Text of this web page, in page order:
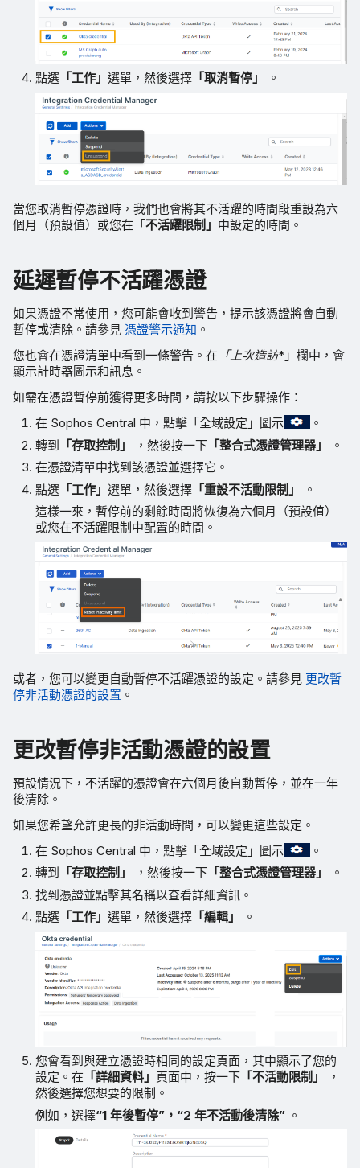
點選 「工作」選單，然後選擇 「取消暫停」 。
當您取消暫停憑證時，我們也會將其不活躍的時間段重設為六
個月（預設值）或您在「 不活躍限制」 中設定的時間。
延遲暫停不活躍憑證
如果憑證不常使用，您可能會收到警告，提示該憑證將會自動
暫停或清除。請參見 憑證警示通知 。
您也會在憑證清單中看到一條警告。在 「上次造訪*」欄中，會
顯示計時器圖示和訊息。
如需在憑證暫停前獲得更多時間，請按以下步驟操作：
在 Sophos Central 中，點擊「全域設定」圖示
。
轉到 「存取控制」 ，然後按一下 「整合式憑證管理器」
。
在憑證清單中找到該憑證並選擇它。
點選 「工作」選單，然後選擇 「重設不活動限制」
。
這樣一來，暫停前的剩餘時間將恢復為六個月（預設值）
或您在不活躍限制中配置的時間。
或者，您可以變更自動暫停不活躍憑證的設定。請參見 更改暫
停非活動憑證的設置 。
更改暫停非活動憑證的設置
預設情況下，不活躍的憑證會在六個月後自動暫停，並在一年
後清除。
如果您希望允許更長的非活動時間，可以變更這些設定。
在 Sophos Central 中，點擊「全域設定」圖示
。
轉到 「存取控制」 ，然後按一下 「整合式憑證管理器」
。
找到憑證並點擊其名稱以查看詳細資訊。
點選 「工作」選單，然後選擇 「編輯」 。
您會看到與建立憑證時相同的設定頁面，其中顯示了您的
設定。在 「詳細資料」 頁面中，按一下 「不活動限制」
，
然後選擇您想要的限制。
例如，選擇“1 年後暫停”，“2 年不活動後清除” 。